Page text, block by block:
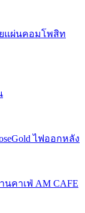
แผ่นคอมโพสิท
ไฟออกหลัง
นคาเฟ่ AM CAFE